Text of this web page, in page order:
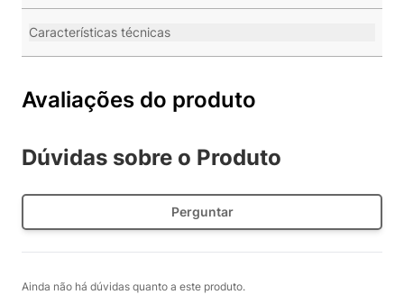
Características técnicas
Avaliações do produto
Dúvidas sobre o Produto
Perguntar
Ainda não há dúvidas quanto a este produto.